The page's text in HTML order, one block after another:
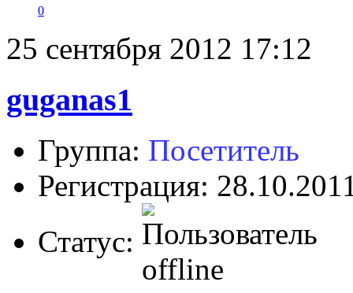
0
25 сентября 2012 17:12
guganas1
Группа: Посетитель
Регистрация:
Статус: